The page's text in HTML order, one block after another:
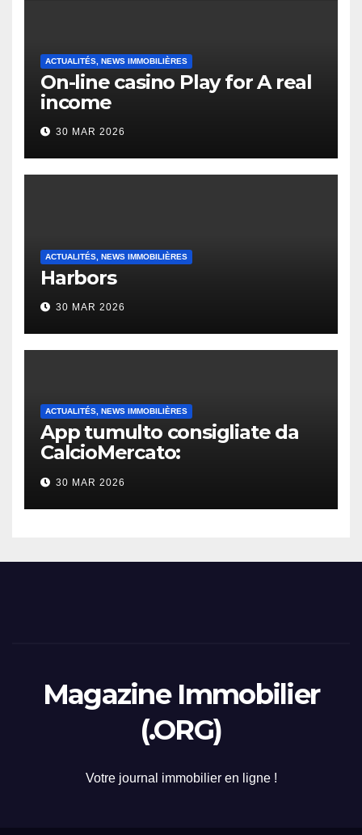
ACTUALITÉS, NEWS IMMOBILIÈRES
On-line casino Play for A real
income
30 MAR 2026
ACTUALITÉS, NEWS IMMOBILIÈRES
Harbors
30 MAR 2026
ACTUALITÉS, NEWS IMMOBILIÈRES
App tumulto consigliate da
CalcioMercato:
considerazione di gennaio
2026
30 MAR 2026
Magazine Immobilier
(.ORG)
Votre journal immobilier en ligne !